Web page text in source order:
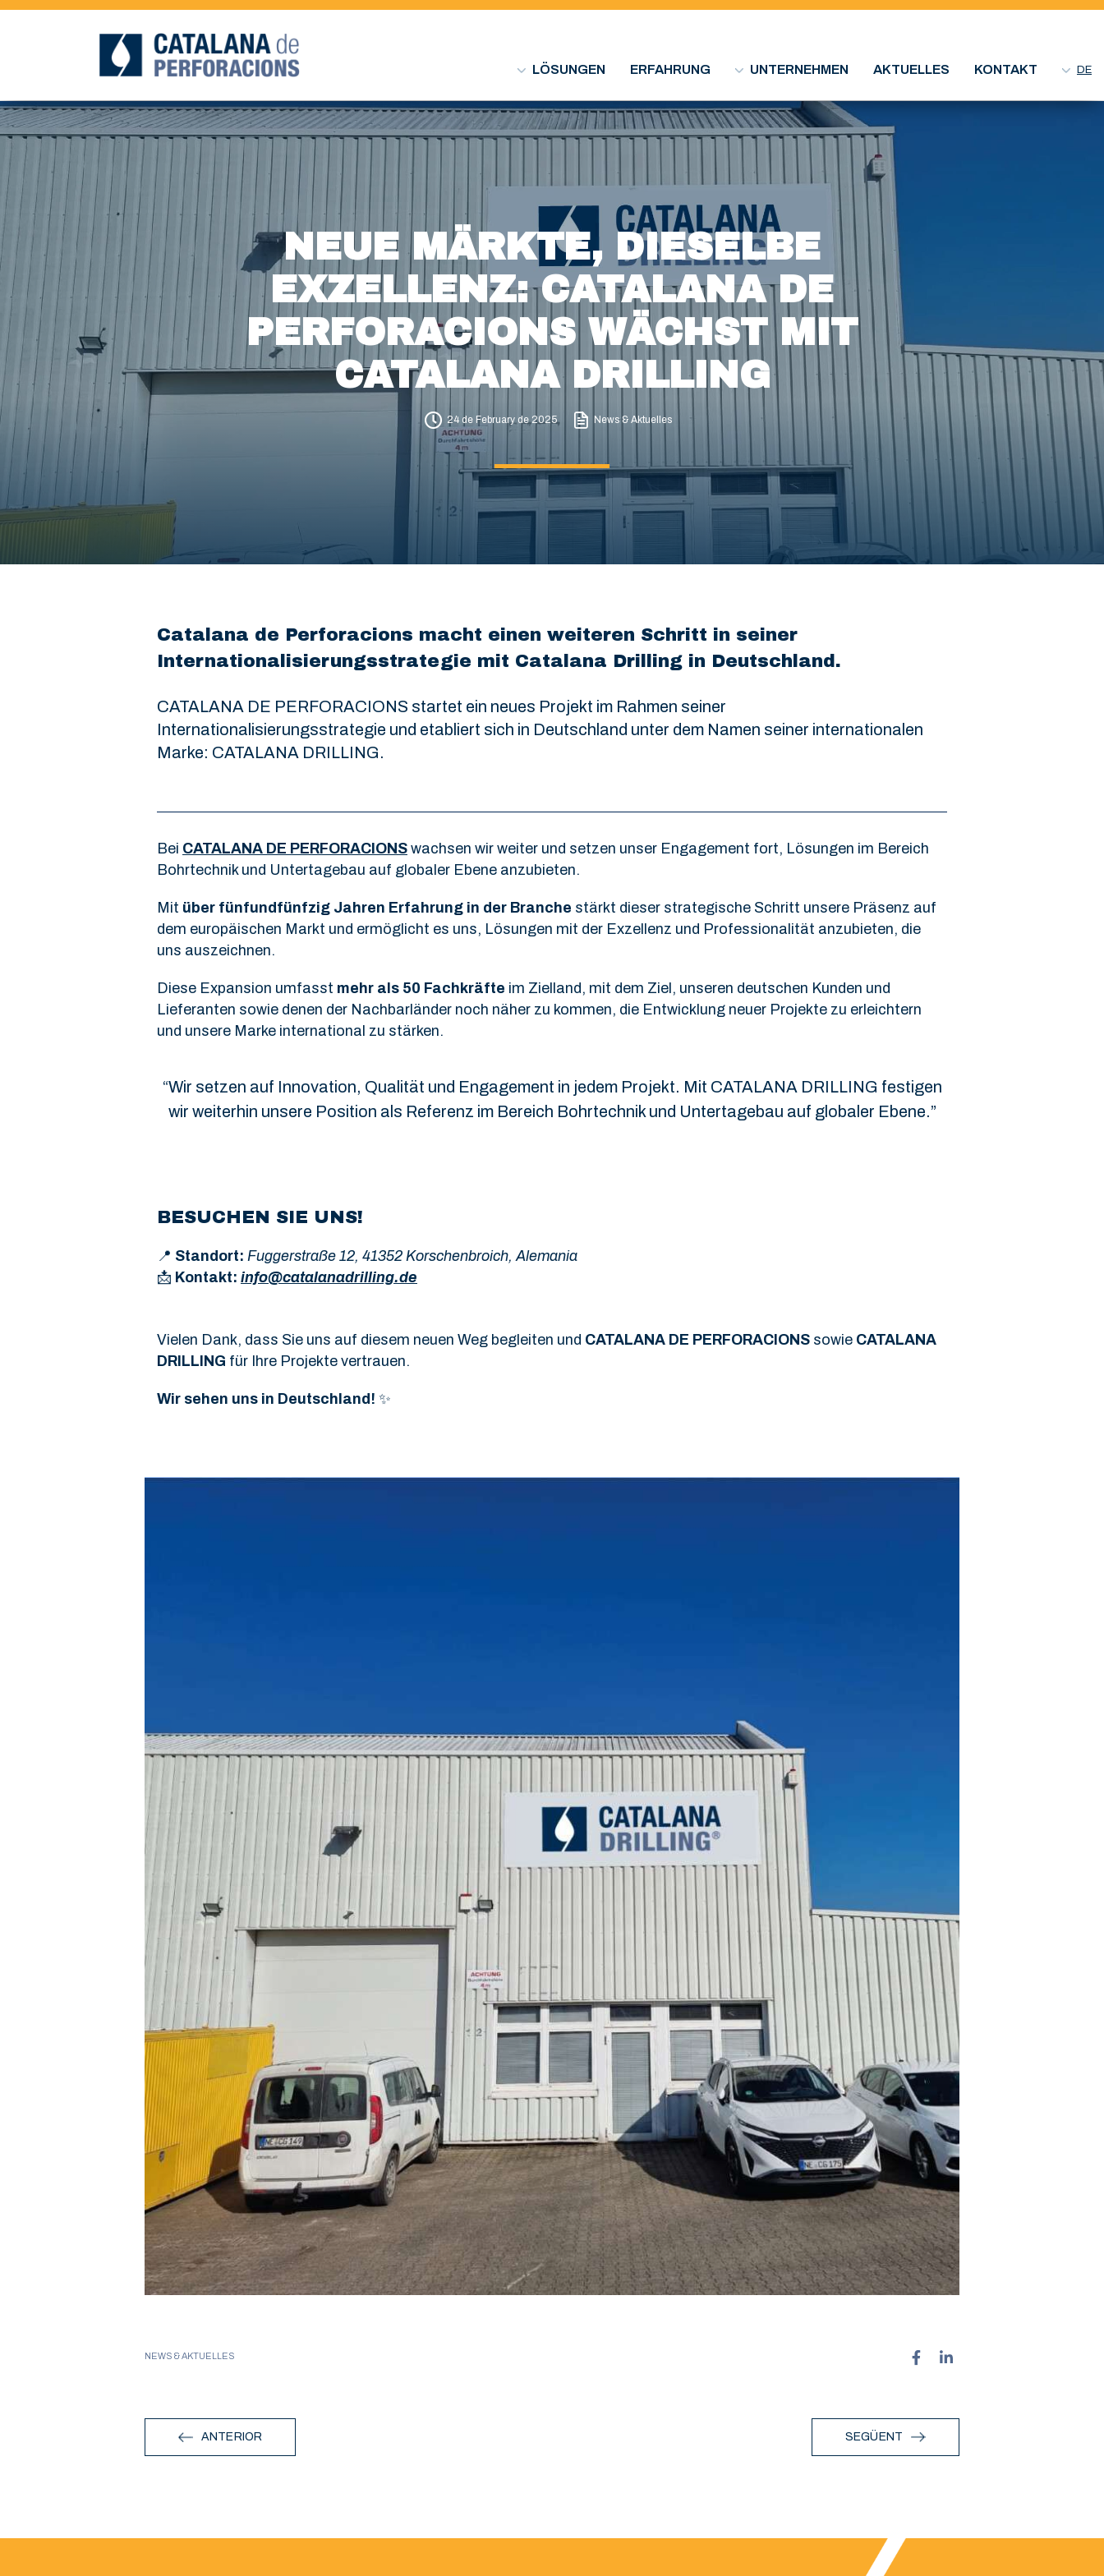
LÖSUNGEN ERFAHRUNG UNTERNEHMEN AKTUELLES KONTAKT DE
NEUE MÄRKTE, DIESELBE
EXZELLENZ: CATALANA DE
PERFORACIONS WÄCHST MIT
CATALANA DRILLING
24 de February de 2025 News & Aktuelles
Catalana de Perforacions macht einen weiteren Schritt in seiner
Internationalisierungsstrategie mit Catalana Drilling in Deutschland.
CATALANA DE PERFORACIONS startet ein neues Projekt im Rahmen seiner
Internationalisierungsstrategie und etabliert sich in Deutschland unter dem Namen seiner internationalen
Marke: CATALANA DRILLING.
Bei CATALANA DE PERFORACIONS wachsen wir weiter und setzen unser Engagement fort, Lösungen im Bereich
Bohrtechnik und Untertagebau auf globaler Ebene anzubieten.
Mit über fünfundfünfzig Jahren Erfahrung in der Branche stärkt dieser strategische Schritt unsere Präsenz auf
dem europäischen Markt und ermöglicht es uns, Lösungen mit der Exzellenz und Professionalität anzubieten, die
uns auszeichnen.
Diese Expansion umfasst mehr als 50 Fachkräfte im Zielland, mit dem Ziel, unseren deutschen Kunden und
Lieferanten sowie denen der Nachbarländer noch näher zu kommen, die Entwicklung neuer Projekte zu erleichtern
und unsere Marke international zu stärken.
“Wir setzen auf Innovation, Qualität und Engagement in jedem Projekt. Mit CATALANA DRILLING festigen
wir weiterhin unsere Position als Referenz im Bereich Bohrtechnik und Untertagebau auf globaler Ebene.”
BESUCHEN SIE UNS!
📍 Standort: Fuggerstraße 12, 41352 Korschenbroich, Alemania
📩 Kontakt: info@catalanadrilling.de
Vielen Dank, dass Sie uns auf diesem neuen Weg begleiten und CATALANA DE PERFORACIONS sowie CATALANA
DRILLING für Ihre Projekte vertrauen.
Wir sehen uns in Deutschland! ✨
NEWS & AKTUELLES
ANTERIOR SEGÜENT